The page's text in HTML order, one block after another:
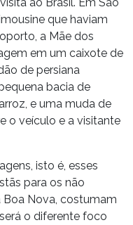
que haviam
a Mãe dos
em um caixote de
de persiana
bacia de
e uma muda de
o veículo e a visitante
isto é, esses
para os não
Nova, costumam
o diferente foco